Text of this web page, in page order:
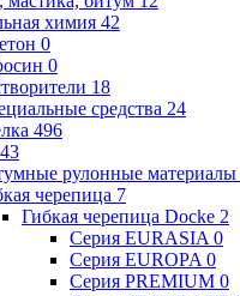
химия 42
0
0
18
средства 24
496
рулонные материалы
черепица 7
Гибкая черепица Docke 2
Серия EURASIA 0
Серия EUROPA 0
Серия PREMIUM 0